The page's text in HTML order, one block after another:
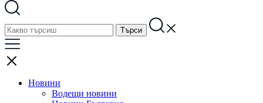
Новини
Водещи новини